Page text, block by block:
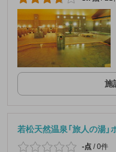
施
若松天然温泉「旅人の湯
-点 /0件